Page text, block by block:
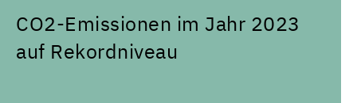
CO2-Emissionen im Jahr 2023
auf Rekordniveau